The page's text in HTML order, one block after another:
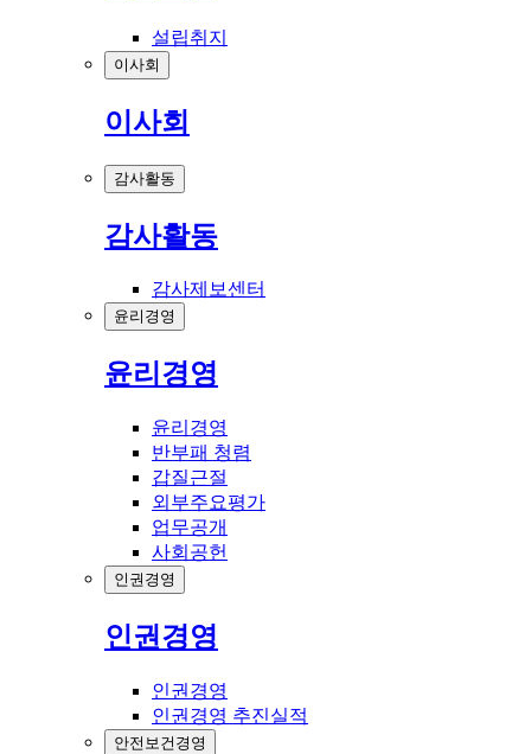
설립취지
이사회
이사회
감사활동
감사활동
감사제보센터
윤리경영
윤리경영
윤리경영
반부패 청렴
갑질근절
외부주요평가
업무공개
사회공헌
인권경영
인권경영
인권경영
인권경영 추진실적
안전보건경영